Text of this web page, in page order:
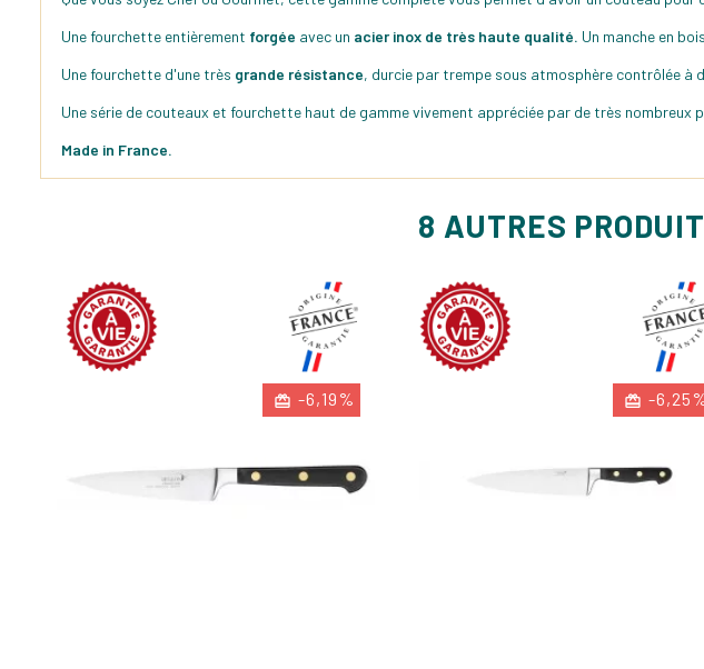
Une fourchette entièrement forgée avec un acier inox de très haute qualité. Un manche en
Une fourchette d'une très grande résistance, durcie par trempe sous atmosphère contrôlée à
Une série de couteaux et fourchette haut de gamme vivement appréciée par de très nombreux
Made in France.
8 AUTRES
-6,19% -